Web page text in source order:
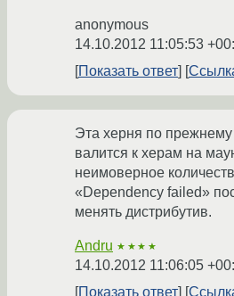
anonymous
14.10.2012 11:05:53
Показать ответ
Эта херня по прежнему
валится к херам на
неимоверное
«Dependency failed»
менять дистрибутив.
Andru ★★★★
14.10.2012 11:06:05
Показать ответ